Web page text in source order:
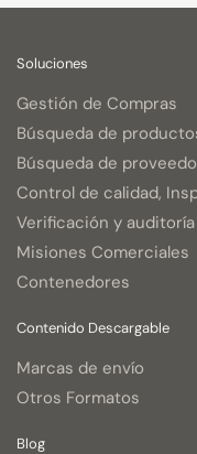
Soluciones
Gestión de Compras
Búsqueda de
Búsqueda de
Control de calidad,
Verificación y
Misiones Comerciales
Contenedores
Contenido Descargable
Marcas de envío
Otros Formatos
Blog